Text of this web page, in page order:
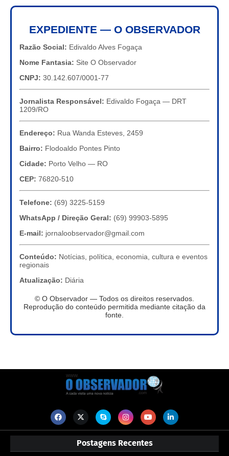
EXPEDIENTE — O OBSERVADOR
Razão Social: Edivaldo Alves Fogaça
Nome Fantasia: Site O Observador
CNPJ: 30.142.607/0001-77
Jornalista Responsável: Edivaldo Fogaça — DRT
1209/RO
Endereço: Rua Wanda Esteves, 2459
Bairro: Flodoaldo Pontes Pinto
Cidade: Porto Velho — RO
CEP: 76820-510
Telefone: (69) 3225-5159
WhatsApp / Direção Geral: (69) 99903-5895
E-mail: jornaloobservador@gmail.com
Conteúdo: Notícias, política, economia, cultura e eventos
regionais
Atualização: Diária
© O Observador — Todos os direitos reservados.
Reprodução do conteúdo permitida mediante citação da
fonte.
Postagens Recentes